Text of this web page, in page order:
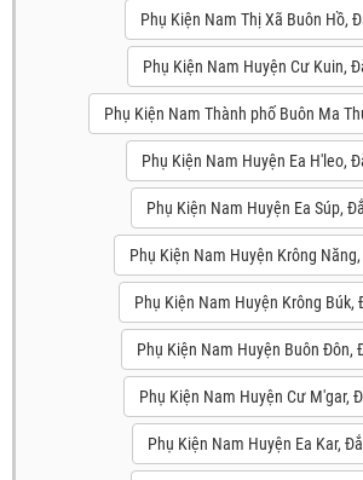
Phụ Kiện Nam Thị Xã Buôn Hồ,
Phụ Kiện Nam Huyện Cư Kuin,
Phụ Kiện Nam Thành phố Buôn Ma
Phụ Kiện Nam Huyện Ea H'leo,
Phụ Kiện Nam Huyện Ea Súp,
Phụ Kiện Nam Huyện Krông
Phụ Kiện Nam Huyện Krông Búk,
Phụ Kiện Nam Huyện Buôn Đôn,
Phụ Kiện Nam Huyện Cư M'gar,
Phụ Kiện Nam Huyện Ea Kar,